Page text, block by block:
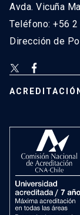
Avda. Vicuña
Teléfono: +56
Dirección de
ACREDITACIÓN